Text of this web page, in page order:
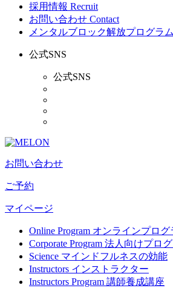
採用情報 Recruit
お問い合わせ Contact
メンタルブロック解放プログラム
公式SNS
公式SNS
お問い合わせ
ご予約
マイページ
Online Program オンラインプログ
Corporate Program 法人向けプロ
Science マインドフルネスの効能
Instructors インストラクター
Instructors Program 講師養成講座